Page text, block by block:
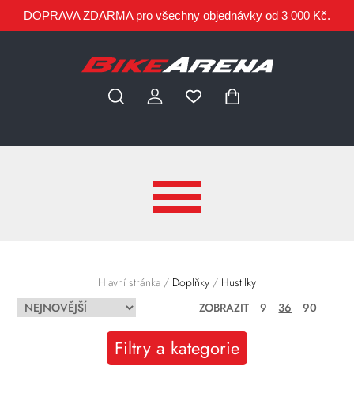
DOPRAVA ZDARMA pro všechny objednávky od 3 000 Kč.
Hlavní stránka/ Doplňky/ Hustilky
ZOBRAZIT
9 36 90
Filtry a kategorie